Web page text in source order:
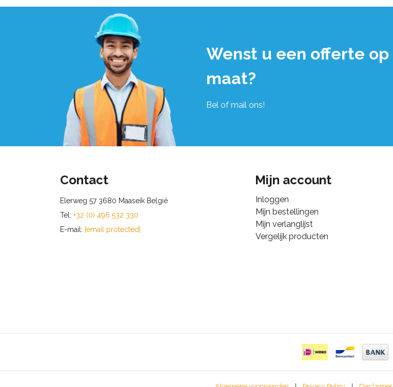
Wenst u een offerte op
maat?
Bel of mail ons!
Contact
Elerweg 57 3680 Maaseik België
Tel: +32 (0) 496 532 330
E-mail: [email protected]
Mijn account
Inloggen
Mijn bestellingen
Mijn verlanglijst
Vergelijk producten